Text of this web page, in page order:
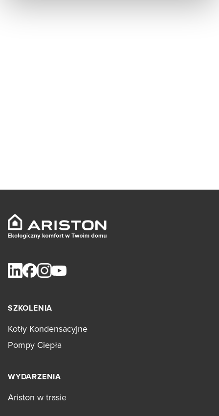
SZKOLENIA
Kotły Kondensacyjne
Pompy Ciepła
WYDARZENIA
Ariston w trasie